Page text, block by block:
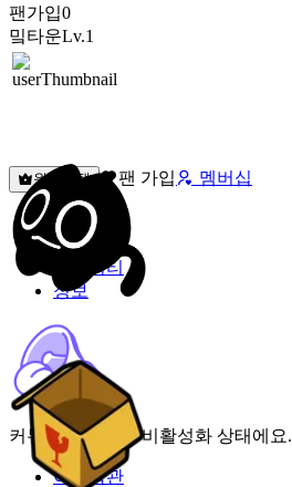
팬가입0
밐타운Lv.1
원픽선택 팬 가입 멤버십
밐타운
피드
커뮤니티
정보
커뮤니티 기능이 비활성화 상태에요.
이용약관